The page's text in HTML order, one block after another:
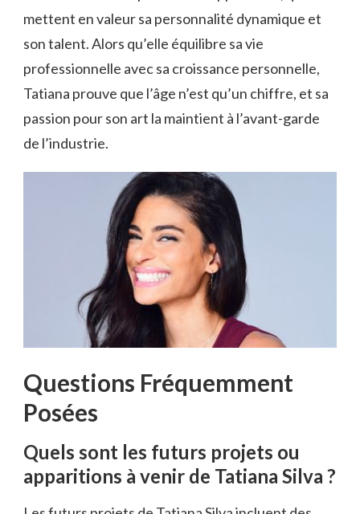
mettent en valeur sa personnalité dynamique et
son talent. Alors qu’elle équilibre sa vie
professionnelle avec sa croissance personnelle,
Tatiana prouve que l’âge n’est qu’un chiffre, et sa
passion pour son art la maintient à l’avant-garde
de l’industrie.
Questions Fréquemment
Posées
Quels sont les futurs projets ou
apparitions à venir de Tatiana Silva ?